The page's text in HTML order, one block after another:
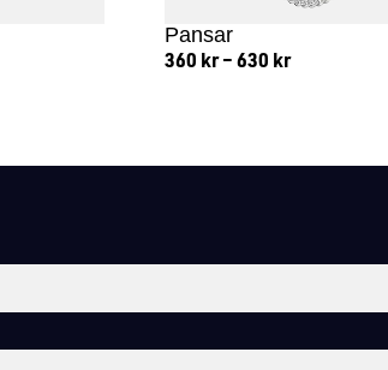
Pansar
360 kr –630 kr